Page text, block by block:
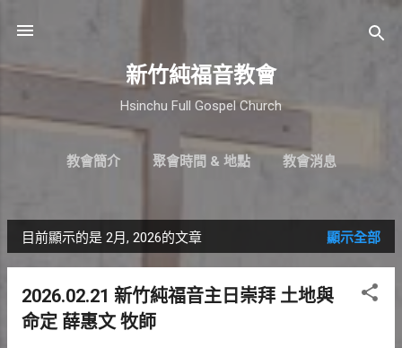
新竹純福音教會
Hsinchu Full Gospel Church
教會簡介 聚會時間 & 地點 教會消息
小組介紹
發
文
目前顯示的是 2月, 2026的文章 顯示全部
2026.02.21 新竹純福音主日崇拜 土地與
命定 薛惠文 牧師